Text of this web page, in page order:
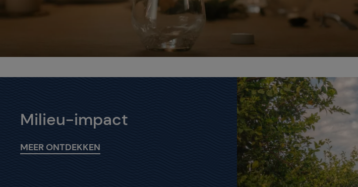
Milieu-impact
MEER ONTDEKKEN